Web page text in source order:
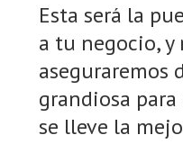
Esta será la
a tu negocio, y
aseguraremos
grandiosa
se lleve la